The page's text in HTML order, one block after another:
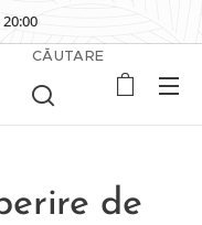
CĂUTARE
de